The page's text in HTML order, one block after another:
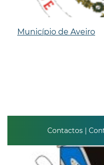
Município de Aveiro
Contactos |